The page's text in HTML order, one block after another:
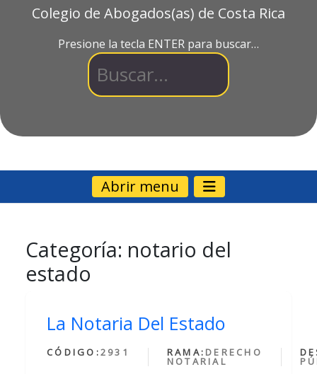
Colegio de Abogados(as) de Costa Rica
Presione la tecla ENTER para buscar…
Abrir menu
Categoría: notario del
estado
La Notaria Del Estado
CÓDIGO:2931 RAMA: DERECHO
NOTARIAL